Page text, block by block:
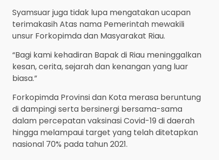
Syamsuar juga tidak lupa mengatakan ucapan
terimakasih Atas nama Pemerintah mewakili
unsur Forkopimda dan Masyarakat Riau.
“Bagi kami kehadiran Bapak di Riau meninggalkan
kesan, cerita, sejarah dan kenangan yang luar
biasa.”
Forkopimda Provinsi dan Kota merasa beruntung
di dampingi serta bersinergi bersama-sama
dalam percepatan vaksinasi Covid-19 di daerah
hingga melampaui target yang telah ditetapkan
nasional 70% pada tahun 2021.